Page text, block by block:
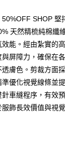
大哥大用戶可立即使用
訂單成立後會自動跳
金額請依後續交易確認
認交易或遇審核未通
，表示未達大哥付你
後才付款」的支付方
卡、不需儲值。
再付款。
SHOP 堅
天然精梳純棉纖
能。經由紮實的
屏障力，確保在
膚色。剪裁方面
優化視覺線條並
車縫程序，有效
飾長效價值與視